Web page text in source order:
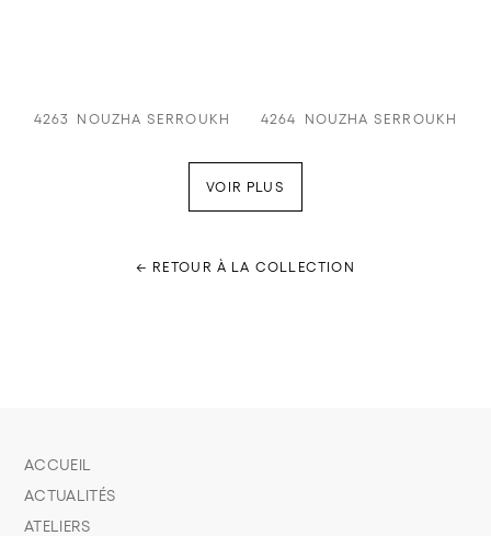
4263 NOUZHA SERROUKH 4264 NOUZHA SERROUKH
VOIR PLUS
← RETOUR À LA COLLECTION
ACCUEIL
ACTUALITÉS
ATELIERS